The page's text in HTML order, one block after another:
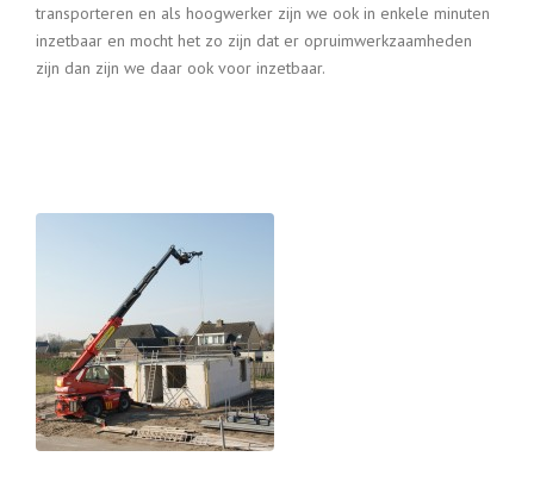
transporteren en als hoogwerker zijn we ook in enkele minuten
inzetbaar en mocht het zo zijn dat er opruimwerkzaamheden
zijn dan zijn we daar ook voor inzetbaar.